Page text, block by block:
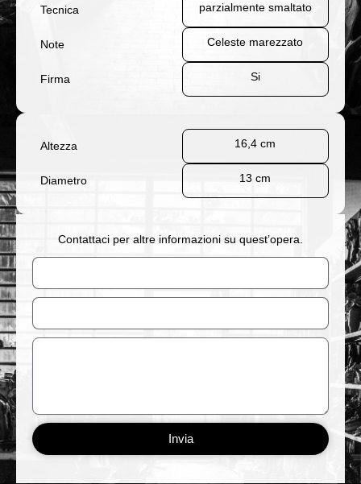
Tecnica parzialmente smaltato
Note Celeste marezzato
Firma Si
Altezza 16,4 cm
Diametro 13 cm
Contattaci per altre informazioni su quest’opera.
Nome
Email
Messaggio
Invia